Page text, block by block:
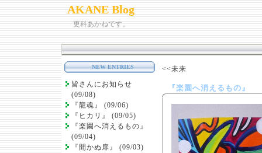
AKANE Blog
更科あかねです。
NEW ENTRIES
皆さんにお知らせ
(09/08)
『龍魂』 (09/06)
『ヒカリ』 (09/05)
『楽園へ消えるもの』
(09/04)
『開かぬ扉』 (09/03)
<<未来
『楽園へ消えるもの』